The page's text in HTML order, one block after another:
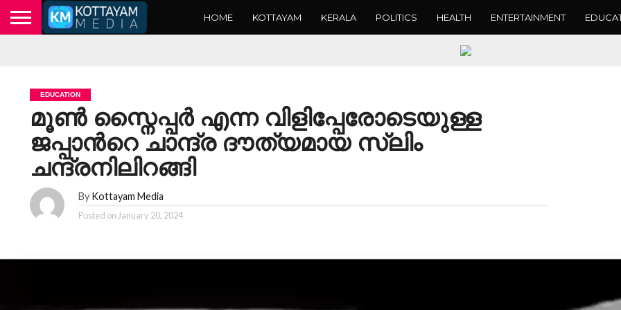
HOME KOTTAYAM KERALA POLITICS HEALTH ENTERTAINMENT
EDUCATION
മൂണ്‍ സ്നൈപ്പര്‍ എന്ന വിളിപ്പേരോടെയുള്ള
ജപ്പാന്‍റെ ചാന്ദ്ര ദൗത്യമായ സ്ലിം
ചന്ദ്രനിലിറങ്ങി
By Kottayam Media
Posted on January 20, 2024